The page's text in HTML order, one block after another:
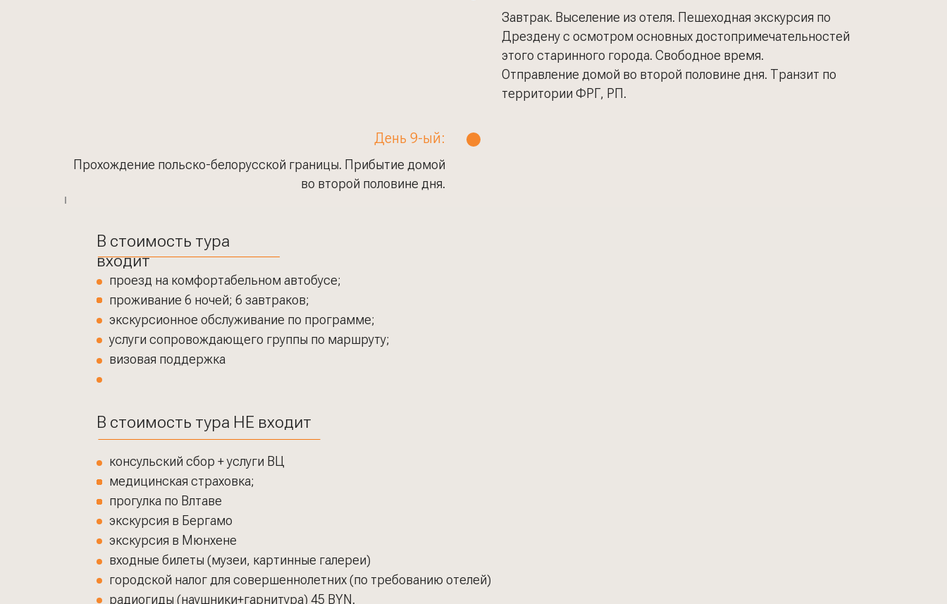
Завтрак. Выселение из отеля. Пешеходная экскурсия по
Дрездену с осмотром основных достопримечательностей
этого старинного города. Свободное время.
Отправление домой во второй половине дня. Транзит по
территории ФРГ, РП.
День 9-ый:
Прохождение польско-белорусской границы. Прибытие домой
во второй половине дня.
В стоимость тура
входит
В стоимость тура НЕ входит
проезд на комфортабельном автобусе;
проживание 6 ночей; 6 завтраков;
экскурсионное обслуживание по программе;
услуги сопровождающего группы по маршруту;
визовая поддержка
консульский сбор + услуги ВЦ
медицинская страховка;
прогулка по Влтаве
экскурсия в Бергамо
экскурсия в Мюнхене
входные билеты (музеи, картинные галереи)
городской налог для совершеннолетних (по требованию отелей)
радиогиды (наушники+гарнитура) 45 BYN.